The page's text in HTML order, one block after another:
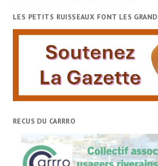
LES PETITS RUISSEAUX FONT LES
RECUS DU CARRRO